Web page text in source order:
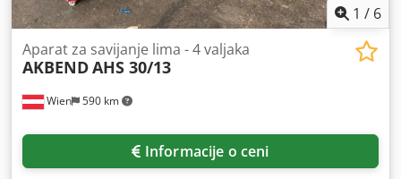
1 / 6
Wien 590 km
Aparat za savijanje lima - 4 valjaka
AKBENDAHS 30/13
Informacije o ceni